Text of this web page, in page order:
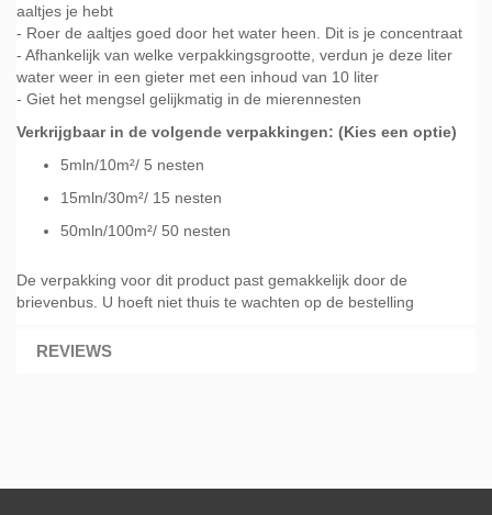
aaltjes je hebt
- Roer de aaltjes goed door het water heen. Dit is je concentraat
- Afhankelijk van welke verpakkingsgrootte, verdun je deze liter
water weer in een gieter met een inhoud van 10 liter
- Giet het mengsel gelijkmatig in de mierennesten
Verkrijgbaar in de volgende verpakkingen: (Kies een optie)
5mln/10m²/ 5 nesten
15mln/30m²/ 15 nesten
50mln/100m²/ 50 nesten
De verpakking voor dit product past gemakkelijk door de
brievenbus. U hoeft niet thuis te wachten op de bestelling
REVIEWS